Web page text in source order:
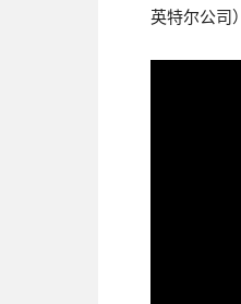
英特尔公司）